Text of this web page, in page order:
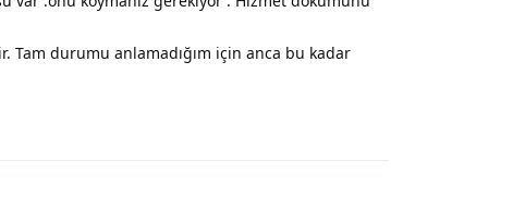
Tam durumu anlamadığım için anca bu kadar